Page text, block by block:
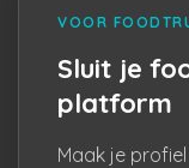
VOOR
Sluit je
platform
Maak je